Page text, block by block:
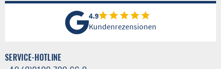
4.9
Kundenrezensionen
SERVICE-HOTLINE